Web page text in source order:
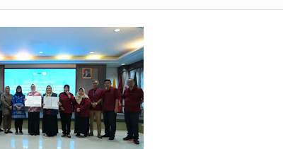
Lahan, Manfaatkan Hasil Pohon Karet Tua
Pentingnya Transparansi dalam Monev
Pentingnya Koordinasi dalam Monev di Semangus
Ajak Warga Cegah Karhutla Bersama
Kampai, Polisi: Tidak Ada Korban Jiwa